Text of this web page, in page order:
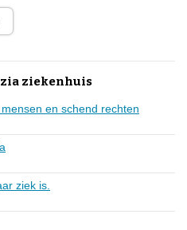
ziekenhuis
en schend rechten
ziek is.